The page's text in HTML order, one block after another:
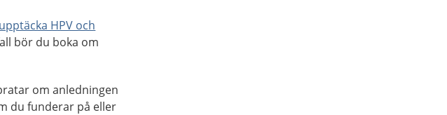
HPV och
bör du boka om
om anledningen
du funderar på eller